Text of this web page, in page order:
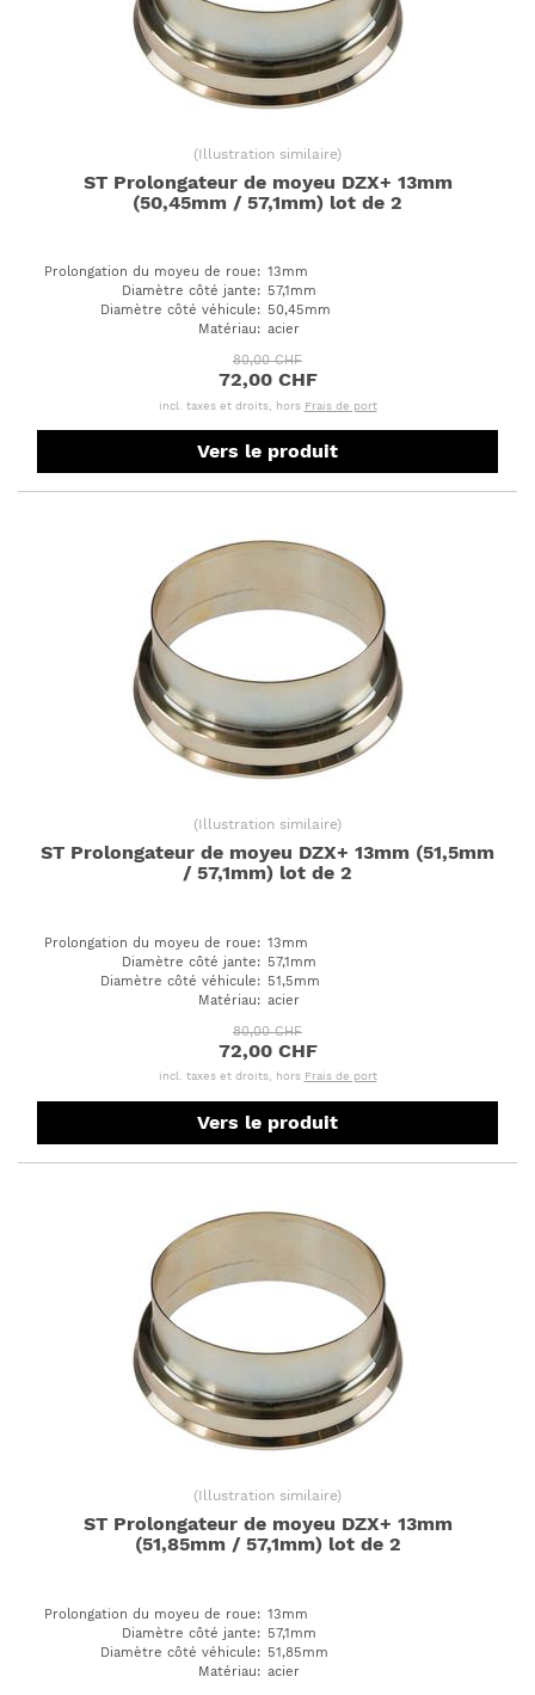
(Illustration similaire)
ST Prolongateur de moyeu DZX+ 13mm
(50,45mm / 57,1mm) lot de 2
Prolongation du moyeu de roue: 13mm
Diamètre côté jante: 57,1mm
Diamètre côté véhicule: 50,45mm
Matériau: acier
80,00 CHF
72,00 CHF
incl. taxes et droits, hors Frais de port
Vers le produit
(Illustration similaire)
ST Prolongateur de moyeu DZX+ 13mm (51,5mm
/ 57,1mm) lot de 2
Prolongation du moyeu de roue: 13mm
Diamètre côté jante: 57,1mm
Diamètre côté véhicule: 51,5mm
Matériau: acier
80,00 CHF
72,00 CHF
incl. taxes et droits, hors Frais de port
Vers le produit
(Illustration similaire)
ST Prolongateur de moyeu DZX+ 13mm
(51,85mm / 57,1mm) lot de 2
Prolongation du moyeu de roue: 13mm
Diamètre côté jante: 57,1mm
Diamètre côté véhicule: 51,85mm
Matériau: acier